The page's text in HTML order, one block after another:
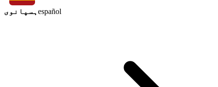
ہسپانوی español